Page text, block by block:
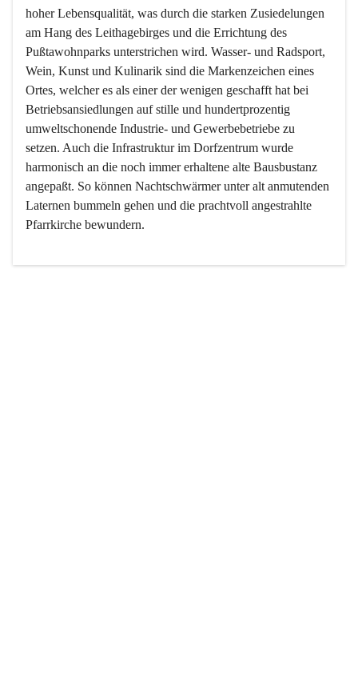
hoher Lebensqualität, was durch die starken Zusiedelungen
am Hang des Leithagebirges und die Errichtung des
Pußtawohnparks unterstrichen wird. Wasser- und Radsport,
Wein, Kunst und Kulinarik sind die Markenzeichen eines
Ortes, welcher es als einer der wenigen geschafft hat bei
Betriebsansiedlungen auf stille und hundertprozentig
umweltschonende Industrie- und Gewerbebetriebe zu
setzen. Auch die Infrastruktur im Dorfzentrum wurde
harmonisch an die noch immer erhaltene alte Bausbustanz
angepaßt. So können Nachtschwärmer unter alt anmutenden
Laternen bummeln gehen und die prachtvoll angestrahlte
Pfarrkirche bewundern.
Der Weinbau dominert heute nicht mehr, ist aber integrativer